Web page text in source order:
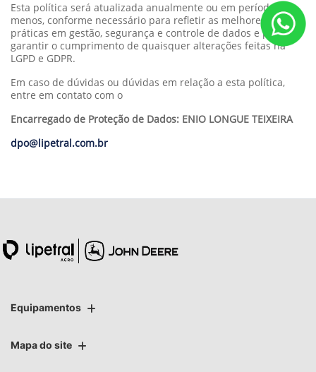
Esta política será atualizada anualmente ou em período
menos, conforme necessário para refletir as melhores
práticas em gestão, segurança e controle de dados e para
garantir o cumprimento de quaisquer alterações feitas na
LGPD e GDPR.
Em caso de dúvidas ou dúvidas em relação a esta política,
entre em contato com o
Encarregado de Proteção de Dados: ENIO LONGUE TEIXEIRA
dpo@lipetral.com.br
Equipamentos
Mapa do site